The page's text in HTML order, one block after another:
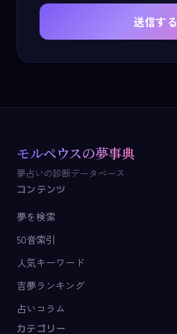
送信する
モルペウスの夢事典
夢占いの診断データベース
コンテンツ
夢を検索
50音索引
人気キーワード
吉夢ランキング
占いコラム
カテゴリー